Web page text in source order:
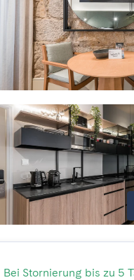
Bei Stornierung bis zu 5